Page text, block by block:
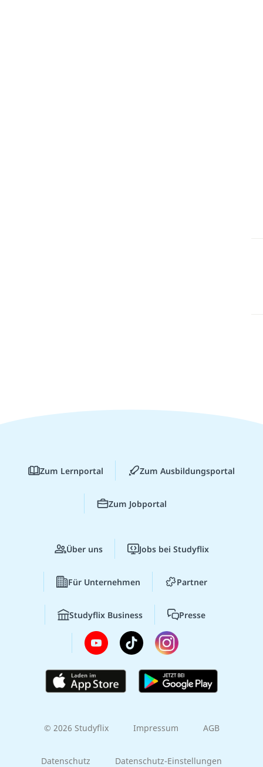
Zum Lernportal Zum Ausbildungsportal
Zum Jobportal
Über uns Jobs bei Studyflix
Für Unternehmen Partner
Studyflix Business Presse
© 2026 Studyflix Impressum AGB
Datenschutz Datenschutz-Einstellungen